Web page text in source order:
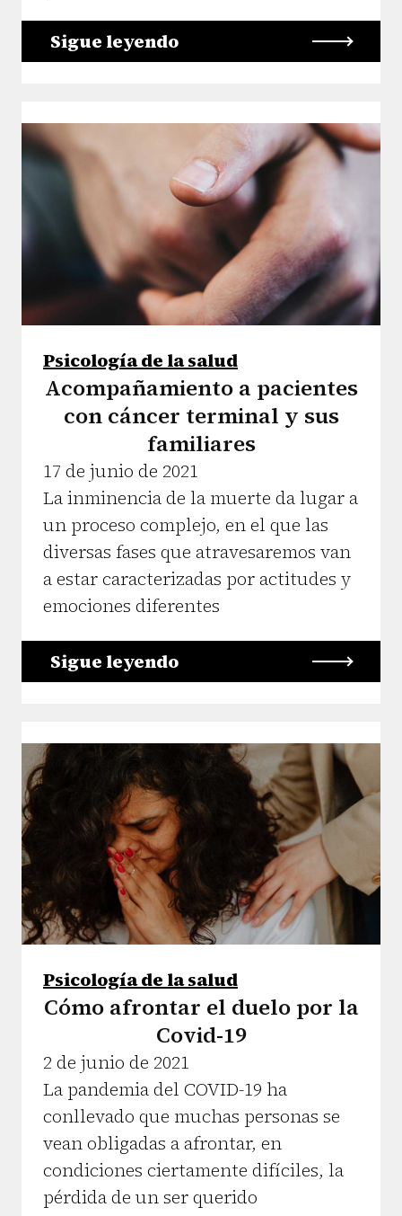
Sigue leyendo
Psicología de la salud
Acompañamiento a pacientes
con cáncer terminal y sus
familiares
17 de junio de 2021
La inminencia de la muerte da lugar a
un proceso complejo, en el que las
diversas fases que atravesaremos van
a estar caracterizadas por actitudes y
emociones diferentes
Sigue leyendo
Psicología de la salud
Cómo afrontar el duelo por la
Covid-19
2 de junio de 2021
La pandemia del COVID-19 ha
conllevado que muchas personas se
vean obligadas a afrontar, en
condiciones ciertamente difíciles, la
pérdida de un ser querido